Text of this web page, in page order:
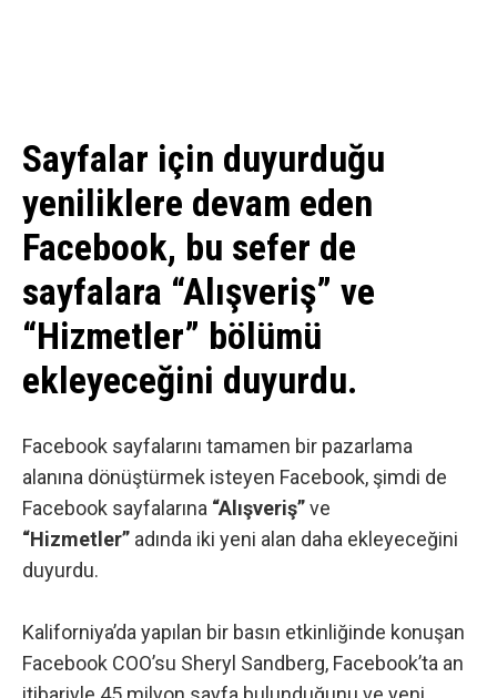
Sayfalar için duyurduğu
yeniliklere devam eden
Facebook, bu sefer de
sayfalara “Alışveriş” ve
“Hizmetler” bölümü
ekleyeceğini duyurdu.
Facebook sayfalarını tamamen bir pazarlama
alanına dönüştürmek isteyen Facebook, şimdi de
Facebook sayfalarına “Alışveriş”ve
“Hizmetler” adında iki yeni alan daha ekleyeceğini
duyurdu.
Kaliforniya’da yapılan bir basın etkinliğinde konuşan
Facebook COO’su Sheryl Sandberg, Facebook’ta an